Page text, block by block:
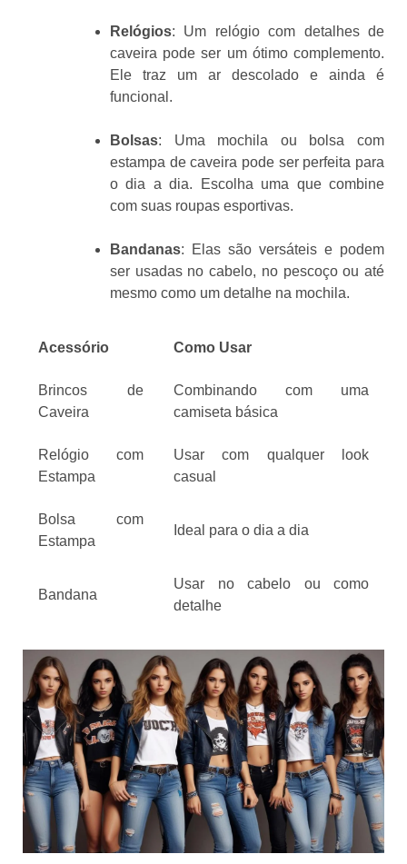
Relógios: Um relógio com detalhes de
caveira pode ser um ótimo complemento.
Ele traz um ar descolado e ainda é
funcional.
Bolsas: Uma mochila ou bolsa com
estampa de caveira pode ser perfeita para
o dia a dia. Escolha uma que combine
com suas roupas esportivas.
Bandanas: Elas são versáteis e podem
ser usadas no cabelo, no pescoço ou até
mesmo como um detalhe na mochila.
Acessório Como Usar
Brincos de
Caveira
Combinando com uma
camiseta básica
Relógio com
Estampa
Usar com qualquer look
casual
Bolsa com
Estampa
Ideal para o dia a dia
Bandana
Usar no cabelo ou como
detalhe